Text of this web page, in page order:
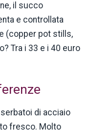
il succo
e controllata
(copper pot stills,
Tra i 33 e i 40 euro
serbatoi di acciaio
fresco. Molto